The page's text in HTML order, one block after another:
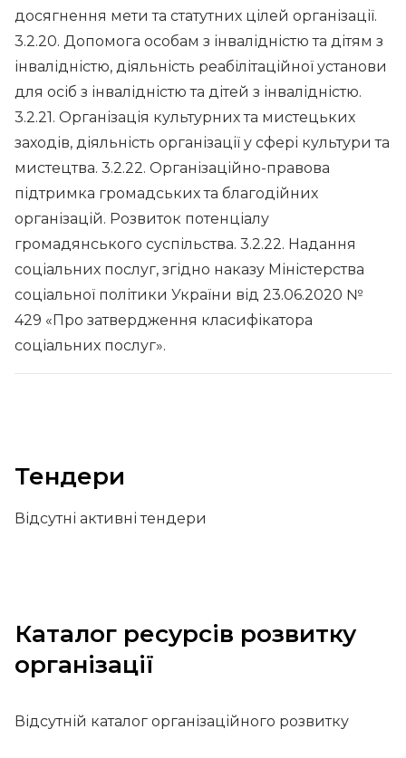
досягнення мети та статутних цілей організації.
3.2.20. Допомога особам з інвалідністю та дітям з
інвалідністю, діяльність реабілітаційної установи
для осіб з інвалідністю та дітей з інвалідністю.
3.2.21. Організація культурних та мистецьких
заходів, діяльність організації у сфері культури та
мистецтва. 3.2.22. Організаційно-правова
підтримка громадських та благодійних
організацій. Розвиток потенціалу
громадянського суспільства. 3.2.22. Надання
соціальних послуг, згідно наказу Міністерства
соціальної політики України від 23.06.2020 №
429 «Про затвердження класифікатора
соціальних послуг».
Тендери
Відсутні активні тендери
Каталог ресурсів розвитку
організації
Відсутній каталог організаційного розвитку